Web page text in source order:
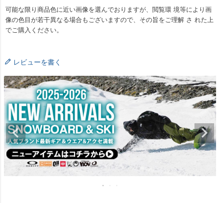
可能な限り商品色に近い画像を選んでおりますが、閲覧環 境等により画
像の色目が若干異なる場合もございますので、その旨をご理解 さ れた上
でご購入ください。
レビューを書く